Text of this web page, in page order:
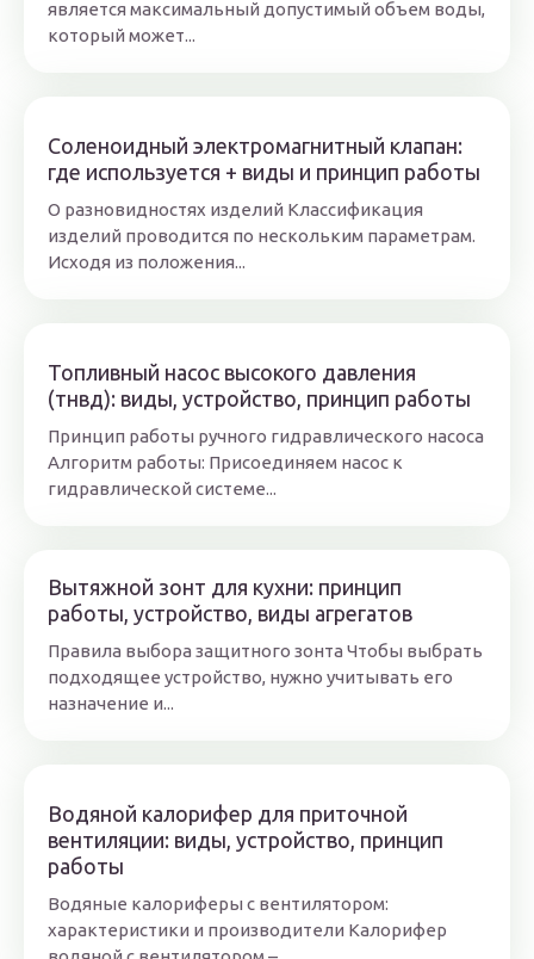
является максимальный допустимый объем воды,
который может...
Соленоидный электромагнитный клапан:
где используется + виды и принцип работы
О разновидностях изделий Классификация
изделий проводится по нескольким параметрам.
Исходя из положения...
Топливный насос высокого давления
(тнвд): виды, устройство, принцип работы
Принцип работы ручного гидравлического насоса
Алгоритм работы: Присоединяем насос к
гидравлической системе...
Вытяжной зонт для кухни: принцип
работы, устройство, виды агрегатов
Правила выбора защитного зонта Чтобы выбрать
подходящее устройство, нужно учитывать его
назначение и...
Водяной калорифер для приточной
вентиляции: виды, устройство, принцип
работы
Водяные калориферы с вентилятором:
характеристики и производители Калорифер